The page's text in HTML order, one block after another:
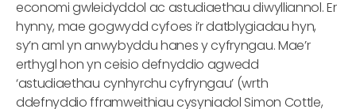
economi gwleidyddol ac astudiaethau diwylliannol. Er
hynny, mae gogwydd cyfoes i’r datblygiadau hyn,
sy’n aml yn anwybyddu hanes y cyfryngau. Mae’r
erthygl hon yn ceisio defnyddio agwedd
‘astudiaethau cynhyrchu cyfryngau’ (wrth
ddefnyddio fframweithiau cysyniadol Simon Cottle,